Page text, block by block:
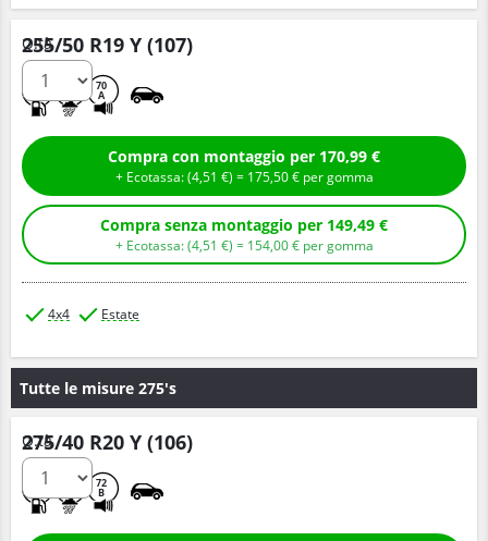
255/50 R19 Y (107)
70
A
Q.tà
Compra con montaggio per 170,99 €
+ Ecotassa: (4,51 € ) = 175,50€ per gomma
Compra senza montaggio per 149,49 €
+ Ecotassa: (4,51 € ) = 154,00€ per gomma
4x4 Estate
Tutte le misure 275's
275/40 R20 Y (106)
72
B
Q.tà